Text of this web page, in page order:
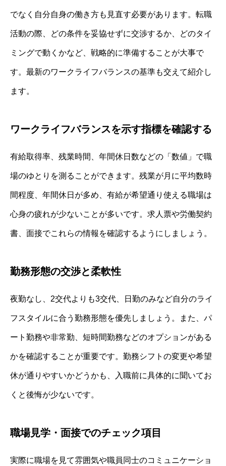
でなく自分自身の働き方も見直す必要があります。転職
活動の際、どの条件を妥協せずに交渉するか、どのタイ
ミングで動くかなど、戦略的に準備することが大事で
す。最新のワークライフバランスの基準も交えて紹介し
ます。
ワークライフバランスを示す指標を確認する
有給取得率、残業時間、年間休日数などの「数値」で職
場のゆとりを測ることができます。残業が月に平均数時
間程度、年間休日が多め、有給が希望通り使える職場は
心身の疲れが少ないことが多いです。求人票や労働契約
書、面接でこれらの情報を確認するようにしましょう。
勤務形態の交渉と柔軟性
夜勤なし、2交代よりも3交代、日勤のみなど自分のライ
フスタイルに合う勤務形態を優先しましょう。また、パ
ート勤務や非常勤、短時間勤務などのオプションがある
かを確認することが重要です。勤務シフトの変更や希望
休が通りやすいかどうかも、入職前に具体的に聞いてお
くと後悔が少ないです。
職場見学・面接でのチェック項目
実際に職場を見て雰囲気や職員同士のコミュニケーショ